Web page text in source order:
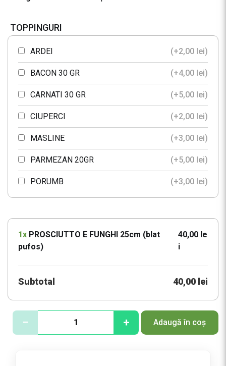
TOPPINGURI
ARDEI (+2,00 lei)
BACON 30 GR (+4,00 lei)
CARNATI 30 GR (+5,00 lei)
CIUPERCI (+2,00 lei)
MASLINE (+3,00 lei)
PARMEZAN 20GR (+5,00 lei)
PORUMB (+3,00 lei)
TON 30GR 11,00
1,00
SALAM 30G (+4,00lei)
1x PROSCIUTTO E FUNGHI 25cm (blat
pufos)
40,00 le
i
Subtotal 40,00 lei
C
− + Adaugă în coș